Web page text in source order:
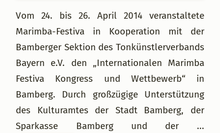
Vom 24. bis 26. April 2014 veranstaltete
Marimba-Festiva in Kooperation mit der
Bamberger Sektion des Tonkünstlerverbands
Bayern e.V. den „Internationalen Marimba
Festiva Kongress und Wettbewerb“ in
Bamberg. Durch großzügige Unterstützung
des Kulturamtes der Stadt Bamberg, der
Sparkasse Bamberg und der ...